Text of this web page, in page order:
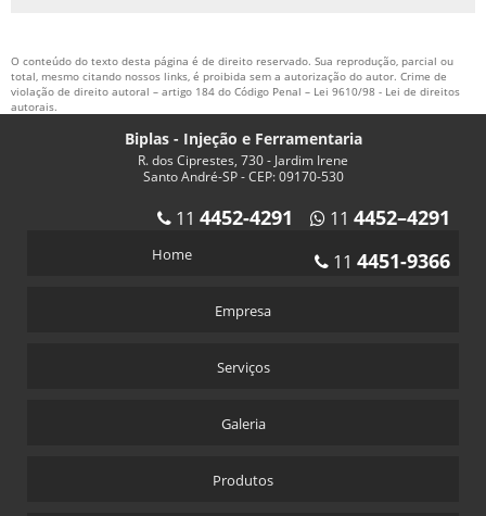
O conteúdo do texto desta página é de direito reservado. Sua reprodução, parcial ou
total, mesmo citando nossos links, é proibida sem a autorização do autor. Crime de
violação de direito autoral – artigo 184 do Código Penal – Lei 9610/98 - Lei de direitos
autorais.
Biplas - Injeção e Ferramentaria
R. dos Ciprestes, 730 - Jardim Irene
Santo André-SP - CEP: 09170-530
11 4452–4291
11 4452-4291
11 4451-9366
Home
Empresa
Serviços
Galeria
Produtos